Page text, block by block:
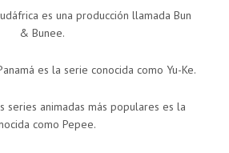
es una producción llamada Bun
& Bunee.
es la serie conocida como Yu-Ke.
series animadas más populares es la
como Pepee.